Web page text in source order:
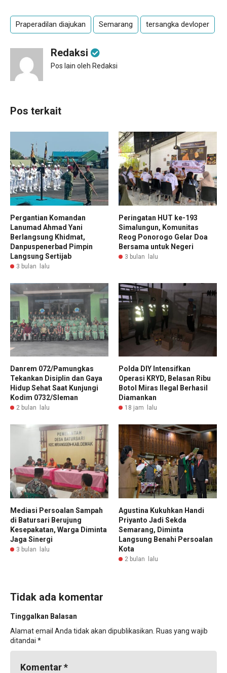
Praperadilan diajukan Semarang tersangka devloper
Redaksi
Pos lain oleh Redaksi
Pos terkait
Pergantian Komandan
Lanumad Ahmad Yani
Berlangsung Khidmat,
Danpuspenerbad Pimpin
Langsung Sertijab
3 bulan lalu
Peringatan HUT ke-193
Simalungun, Komunitas
Reog Ponorogo Gelar Doa
Bersama untuk Negeri
3 bulan lalu
Danrem 072/Pamungkas
Tekankan Disiplin dan Gaya
Hidup Sehat Saat Kunjungi
Kodim 0732/Sleman
2 bulan lalu
Polda DIY Intensifkan
Operasi KRYD, Belasan Ribu
Botol Miras Ilegal Berhasil
Diamankan
18 jam lalu
Mediasi Persoalan Sampah
di Batursari Berujung
Kesepakatan, Warga Diminta
Jaga Sinergi
3 bulan lalu
Agustina Kukuhkan Handi
Priyanto Jadi Sekda
Semarang, Diminta
Langsung Benahi Persoalan
Kota
2 bulan lalu
Tidak ada komentar
Tinggalkan Balasan
Alamat email Anda tidak akan dipublikasikan. Ruas yang wajib
ditandai *
Komentar*